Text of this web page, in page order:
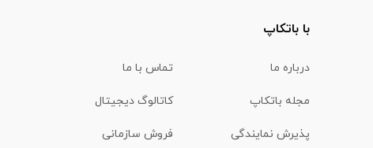
با باتکاپ
درباره ما تماس با ما
مجله باتکاپ کاتالوگ دیجیتال
پذیرش نمایندگی فروش سازمانی